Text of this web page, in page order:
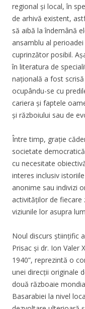
regional și local, în
de arhivă existent,
să aibă la îndemână
ansamblu al
cuprinzător posibil.
în literatura de
națională a fost scrisă
ocupându-se cu
cariera și faptele
și războiului sau de
Între timp, grație
societate
cu necesitate
interes inclusiv
anonime sau indivizi
activităților de fiecare
viziunile lor asupra
Noul discurs științific
Prisac și dr. Ion Valer
1940”, reprezintă o
unei direcții originale
două războaie
Basarabiei la nivel